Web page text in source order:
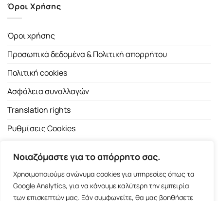
Νοιαζόμαστε για το απόρρητο σας.
Χρησιμοποιούμε ανώνυμα cookies για υπηρεσίες όπως τα
Google Analytics, για να κάνουμε καλύτερη την εμπειρία
των επισκεπτών μας. Εάν συμφωνείτε, θα μας βοηθήσετε
Όροι Χρήσης
Όροι χρήσης
Προσωπικά δεδομένα & Πολιτική απορρήτου
Πολιτική cookies
Ασφάλεια συναλλαγών
Translation rights
Ρυθμίσεις Cookies